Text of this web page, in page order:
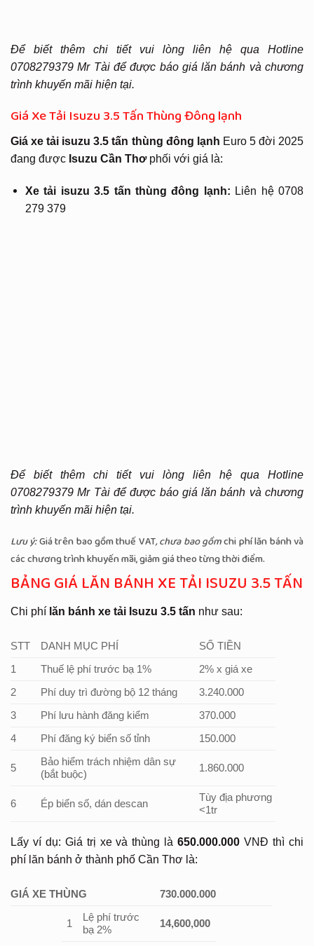
Để biết thêm chi tiết vui lòng liên hệ qua Hotline
0708279379 Mr Tài để được báo giá lăn bánh và chương
trình khuyến mãi hiện tại.
Giá Xe Tải Isuzu 3.5 Tấn Thùng Đông lạnh
Giá xe tải isuzu 3.5 tấn thùng đông lạnh Euro 5 đời 2025
đang được Isuzu Cần Thơphối với giá là:
Xe tải isuzu 3.5 tấn thùng đông lạnh: Liên hệ 0708
279 379
Để biết thêm chi tiết vui lòng liên hệ qua Hotline
0708279379 Mr Tài để được báo giá lăn bánh và chương
trình khuyến mãi hiện tại.
Lưu ý:Giá trên bao gồm thuế VAT, chưa bao gồmchi phí lăn bánh và
các chương trình khuyến mãi, giảm giá theo từng thời điểm.
BẢNG GIÁ LĂN BÁNH XE TẢI ISUZU 3.5 TẤN
Chi phí lăn bánh xe tải Isuzu 3.5 tấn như sau:
STT DANH MỤC PHÍ SỐ TIỀN
1 Thuế lệ phí trước bạ 1% 2% x giá xe
2 Phí duy trì đường bộ 12 tháng 3.240.000
3 Phí lưu hành đăng kiểm 370.000
4 Phí đăng ký biển số tỉnh 150.000
5
Bảo hiểm trách nhiệm dân sự
(bắt buộc)
1.860.000
6 Ép biển số, dán descan
Tùy địa phương
<1tr
Lấy ví dụ: Giá trị xe và thùng là650.000.000 VNĐ thì chi
phí lăn bánh ở thành phố Cần Thơ là:
GIÁ XE THÙNG 730.000.000
1
Lệ phí trước
bạ 2%
14,600,000